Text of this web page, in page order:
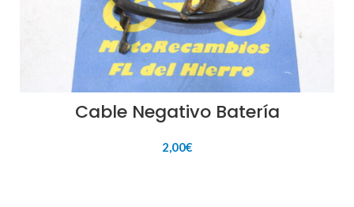
Cable Negativo Batería
2,00€